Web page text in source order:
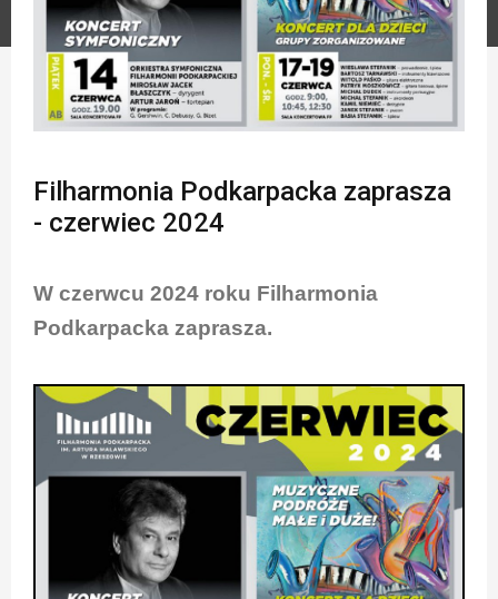
Filharmonia Podkarpacka zaprasza
- czerwiec 2024
W czerwcu 2024 roku Filharmonia
Podkarpacka zaprasza.